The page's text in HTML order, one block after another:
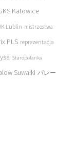
Katowice
Lublin mistrzostwa
PLS reprezentacja
Staropolanka
Suwałki バレー